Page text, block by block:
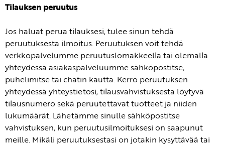
Tilauksen peruutus
Jos haluat perua tilauksesi, tulee sinun tehdä
peruutuksesta ilmoitus. Peruutuksen voit tehdä
verkkopalvelumme peruutuslomakkeella tai olemalla
yhteydessä asiakaspalveluumme sähköpostitse,
puhelimitse tai chatin kautta. Kerro peruutuksen
yhteydessä yhteystietosi, tilausvahvistuksesta löytyvä
tilausnumero sekä peruutettavat tuotteet ja niiden
lukumäärät. Lähetämme sinulle sähköpostitse
vahvistuksen, kun peruutusilmoituksesi on saapunut
meille. Mikäli peruutuksestasi on jotakin kysyttävää tai